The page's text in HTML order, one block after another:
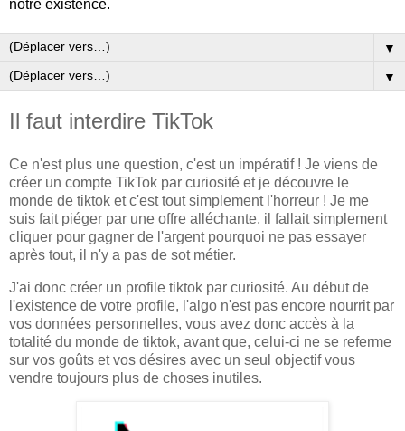
notre existence.
▼
▼
Il faut interdire TikTok
Ce n'est plus une question, c'est un impératif ! Je viens de
créer un compte TikTok par curiosité et je découvre le
monde de tiktok et c'est tout simplement l'horreur ! Je me
suis fait piéger par une offre alléchante, il fallait simplement
cliquer pour gagner de l'argent pourquoi ne pas essayer
après tout, il n'y a pas de sot métier.
J'ai donc créer un profile tiktok par curiosité. Au début de
l'existence de votre profile, l'algo n'est pas encore nourrit par
vos données personnelles, vous avez donc accès à la
totalité du monde de tiktok, avant que, celui-ci ne se referme
sur vos goûts et vos désires avec un seul objectif vous
vendre toujours plus de choses inutiles.